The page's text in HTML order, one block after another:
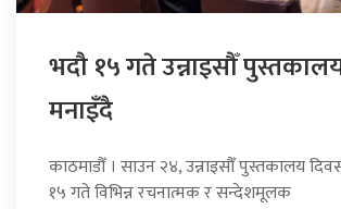
भदौ १५ गते उन्नाइसौँ
मनाइँदै
काठमाडौँ । साउन २४, उन्नाइसौँ पुस्तकालय
१५ गते विभिन्न रचनात्मक र सन्देशमूलक